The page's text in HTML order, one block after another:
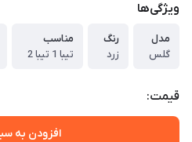
ویژگی‌ها
مدل
گلس
رنگ
زرد
مناسب
تیبا 1 تیبا 2
قیمت:
افزودن به